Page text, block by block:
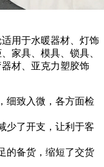
用于水暖器材、灯饰
家具、模具、锁具、
材、亚克力塑胶饰
细致入微，各方面检
少了开支，让利于客
的备货，缩短了交货